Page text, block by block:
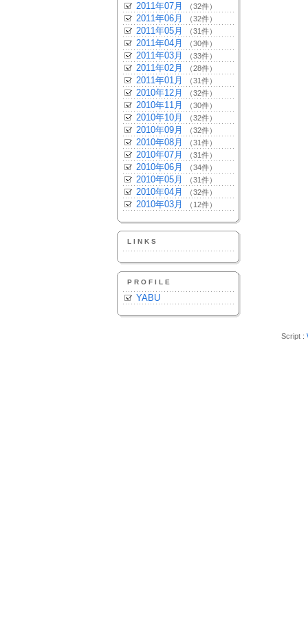
2011年07月 （32件）
2011年06月 （32件）
2011年05月 （31件）
2011年04月 （30件）
2011年03月 （33件）
2011年02月 （28件）
2011年01月 （31件）
2010年12月 （32件）
2010年11月 （30件）
2010年10月 （32件）
2010年09月 （32件）
2010年08月 （31件）
2010年07月 （31件）
2010年06月 （34件）
2010年05月 （31件）
2010年04月 （32件）
2010年03月 （12件）
LINKS
PROFILE
YABU
Script :